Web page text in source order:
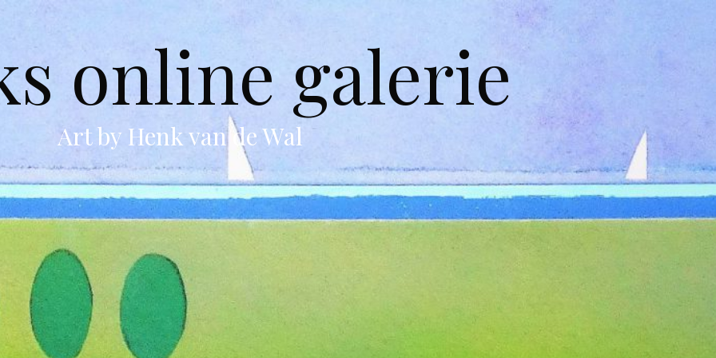
online galerie
Art by Henk van de Wal